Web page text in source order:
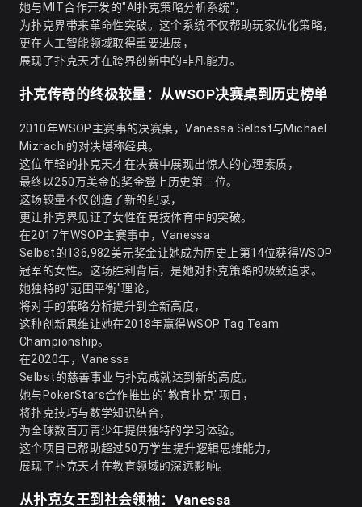
她与MIT合作开发的"AI扑克策略分析系统"，
为扑克界带来革命性突破。这个系统不仅帮助玩家优化策略，
更在人工智能领域取得重要进展，
展现了扑克天才在跨界创新中的非凡能力。
扑克传奇的终极较量：从WSOP决赛桌到历史榜单
2010年WSOP主赛事的决赛桌，Vanessa Selbst与Michael
Mizrachi的对决堪称经典。
这位年轻的扑克天才在决赛中展现出惊人的心理素质，
最终以250万美金的奖金登上历史第三位。
这场较量不仅创造了新的纪录，
更让扑克界见证了女性在竞技体育中的突破。
在2017年WSOP主赛事中，Vanessa
Selbst的136,982美元奖金让她成为历史上第14位获得WSOP
冠军的女性。这场胜利背后，是她对扑克策略的极致追求。
她独特的"范围平衡"理论，
将对手的策略分析提升到全新高度，
这种创新思维让她在2018年赢得WSOP Tag Team
Championship。
在2020年，Vanessa
Selbst的慈善事业与扑克成就达到新的高度。
她与PokerStars合作推出的"教育扑克"项目，
将扑克技巧与数学知识结合，
为全球数百万青少年提供独特的学习体验。
这个项目已帮助超过50万学生提升逻辑思维能力，
展现了扑克天才在教育领域的深远影响。
从扑克女王到社会领袖：Vanessa